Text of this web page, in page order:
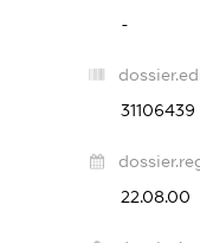
-
31106439
22.08.00